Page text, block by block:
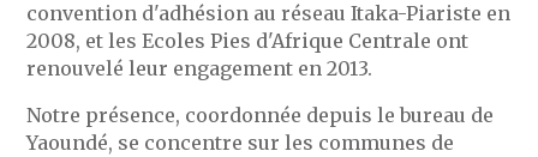
convention d'adhésion au réseau Itaka-Piariste en
2008, et les Ecoles Pies d'Afrique Centrale ont
renouvelé leur engagement en 2013.
Notre présence, coordonnée depuis le bureau de
Yaoundé, se concentre sur les communes de